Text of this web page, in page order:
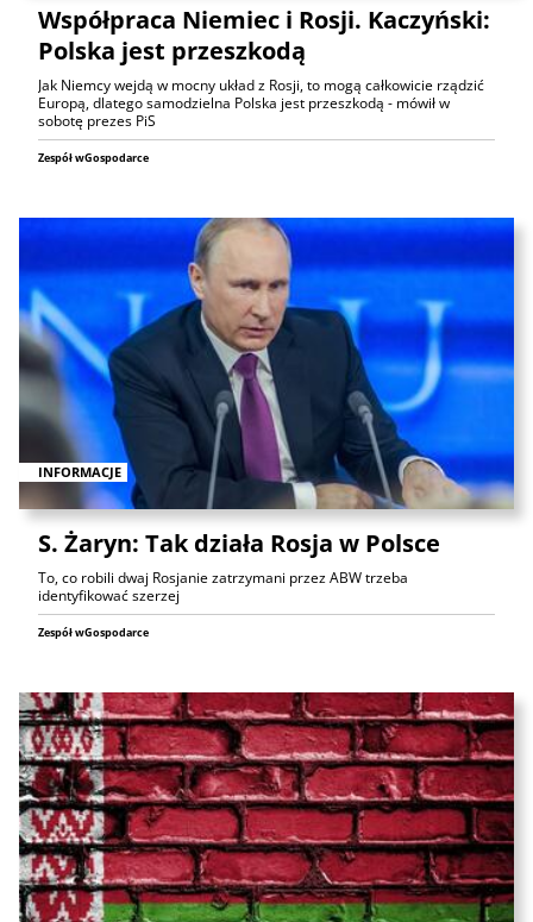
Współpraca Niemiec i Rosji. Kaczyński:
Polska jest przeszkodą
Jak Niemcy wejdą w mocny układ z Rosji, to mogą całkowicie rządzić
Europą, dlatego samodzielna Polska jest przeszkodą - mówił w
sobotę prezes PiS
Zespół wGospodarce
INFORMACJE
S. Żaryn: Tak działa Rosja w Polsce
To, co robili dwaj Rosjanie zatrzymani przez ABW trzeba
identyfikować szerzej
Zespół wGospodarce